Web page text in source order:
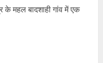
के महल बादशाही गांव में एक